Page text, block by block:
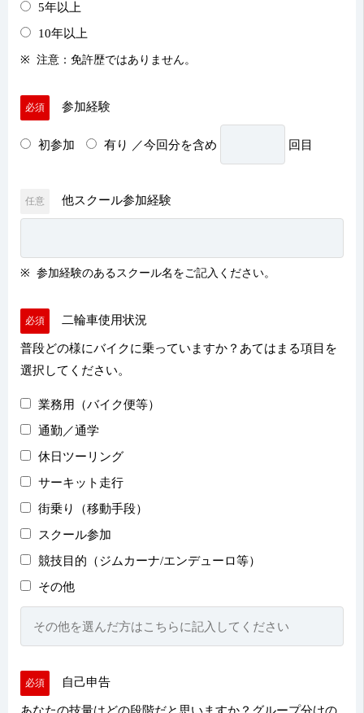
5年以上
10年以上
注意：免許歴ではありません。
必須 参加経験
初参加 有り ／今回分を含め 回目
任意 他スクール参加経験
参加経験のあるスクール名をご記入ください。
必須 二輪車使用状況
普段どの様にバイクに乗っていますか？あてはまる項目を
選択してください。
業務用（バイク便等）
通勤／通学
休日ツーリング
サーキット走行
街乗り（移動手段）
スクール参加
競技目的（ジムカーナ/エンデューロ等）
その他
必須 自己申告